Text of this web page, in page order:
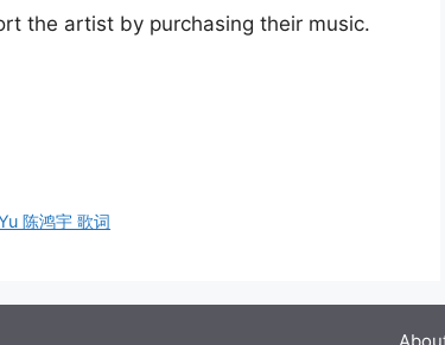
the artist by purchasing their music.
陈鸿宇 歌词